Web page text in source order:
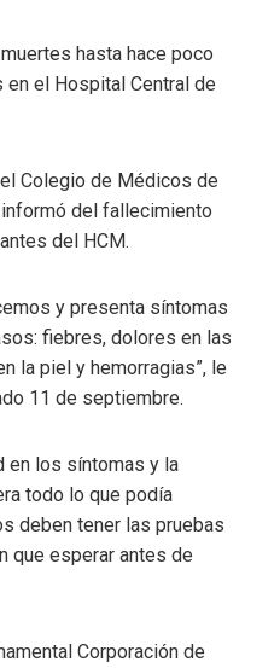
hasta hace poco
el Hospital Central de
Colegio de Médicos de
del fallecimiento
del HCM.
y presenta síntomas
fiebres, dolores en las
la piel y hemorragias”, le
11 de septiembre.
en los síntomas y la
todo lo que podía
deben tener las pruebas
que esperar antes de
Corporación de